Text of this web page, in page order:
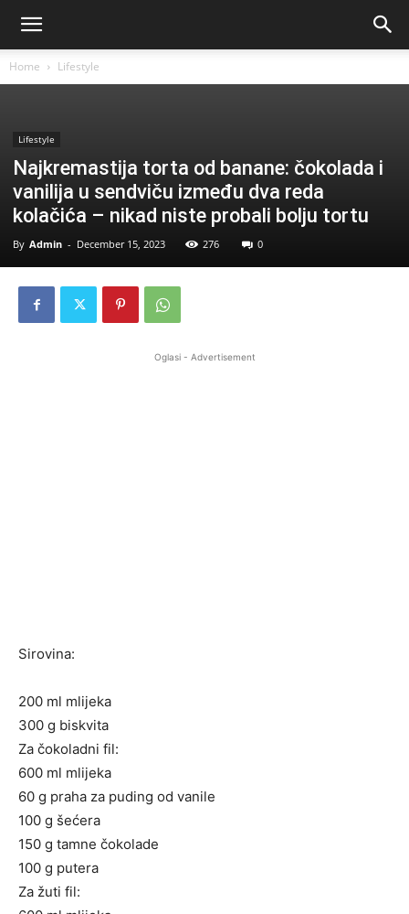
Home Lifestyle
Lifestyle
Najkremastija torta od banane: čokolada i
vanilija u sendviču između dva reda
kolačića – nikad niste probali bolju tortu
By Admin - December 15, 2023 276 0
Oglasi - Advertisement
Sirovina:
200 ml mlijeka
300 g biskvita
Za čokoladni fil:
600 ml mlijeka
60 g praha za puding od vanile
100 g šećera
150 g tamne čokolade
100 g putera
Za žuti fil: